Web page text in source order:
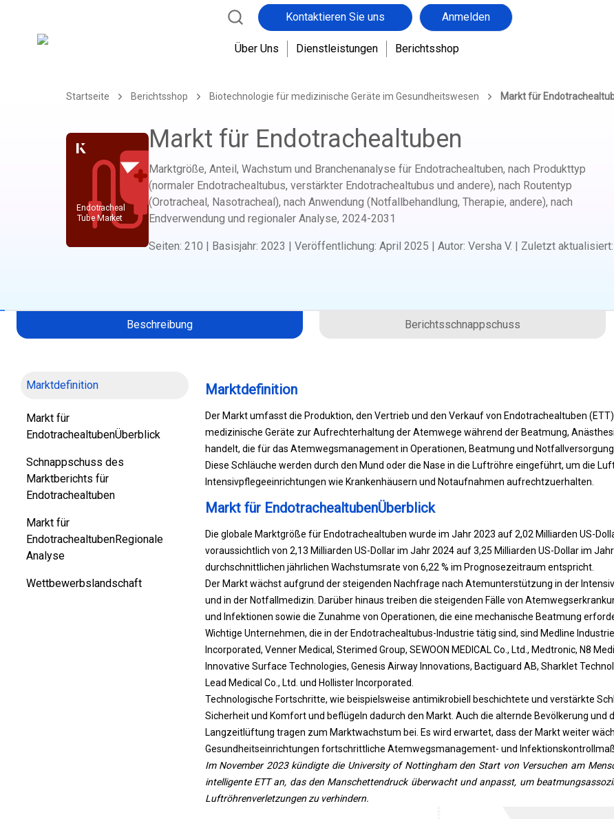
Kontaktieren Sie uns Anmelden
Über Uns Dienstleistungen Berichtsshop
Startseite Berichtsshop Biotechnologie für medizinische Geräte im Gesundheitswesen Markt für
Markt für Endotrachealtuben
Marktgröße, Anteil, Wachstum und Branchenanalyse für Endotrachealtuben, nach Produkttyp
(normaler Endotrachealtubus, verstärkter Endotrachealtubus und andere), nach Routentyp
(Orotracheal, Nasotracheal), nach Anwendung (Notfallbehandlung, Therapie, andere), nach
Endverwendung und regionaler Analyse, 2024-2031
Seiten: 210 | Basisjahr: 2023 | Veröffentlichung: April 2025 | Autor: Versha V. | Zuletzt aktualisiert:
Beschreibung Berichtsschnappschuss
Marktdefinition
Markt für
EndotrachealtubenÜberblick
Schnappschuss des
Marktberichts für
Endotrachealtuben
Markt für
EndotrachealtubenRegionale
Analyse
Wettbewerbslandschaft
Marktdefinition
Der Markt umfasst die Produktion, den Vertrieb und den Verkauf von Endotrachealtuben
medizinische Geräte zur Aufrechterhaltung der Atemwege während der Beatmung,
handelt, die für das Atemwegsmanagement in Operationen, Beatmung und
Diese Schläuche werden durch den Mund oder die Nase in die Luftröhre eingeführt, um die
Intensivpflegeeinrichtungen wie Krankenhäusern und Notaufnahmen aufrechtzuerhalten.
Markt für EndotrachealtubenÜberblick
Die globale Marktgröße für Endotrachealtuben wurde im Jahr 2023 auf 2,02 Milliarden US-
voraussichtlich von 2,13 Milliarden US-Dollar im Jahr 2024 auf 3,25 Milliarden US-Dollar im
durchschnittlichen jährlichen Wachstumsrate von 6,22 % im Prognosezeitraum entspricht.
Der Markt wächst aufgrund der steigenden Nachfrage nach Atemunterstützung in der
und in der Notfallmedizin. Darüber hinaus treiben die steigenden Fälle von
und Infektionen sowie die Zunahme von Operationen, die eine mechanische Beatmung
Wichtige Unternehmen, die in der Endotrachealtubus-Industrie tätig sind, sind Medline
Incorporated, Venner Medical, Sterimed Group, SEWOON MEDICAL Co., Ltd., Medtronic, N8
Innovative Surface Technologies, Genesis Airway Innovations, Bactiguard AB, Sharklet
Lead Medical Co., Ltd. und Hollister Incorporated.
Technologische Fortschritte, wie beispielsweise antimikrobiell beschichtete und verstärkte
Sicherheit und Komfort und beflügeln dadurch den Markt. Auch die alternde Bevölkerung und
Langzeitlüftung tragen zum Marktwachstum bei. Es wird erwartet, dass der Markt weiter
Gesundheitseinrichtungen fortschrittliche Atemwegsmanagement- und
Im November 2023 kündigte die University of Nottingham den Start von Versuchen am
intelligente ETT an, das den Manschettendruck überwacht und anpasst, um
Luftröhrenverletzungen zu verhindern.